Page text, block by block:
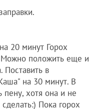
20 минут Горох
Можно положить еще и
Поставить в
на 30 минут. В
пену, хотя она и не
Пока горох